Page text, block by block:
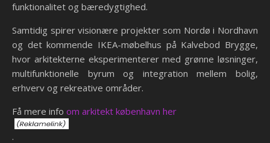
funktionalitet og bæredygtighed.
Samtidig spirer visionære projekter som Nordø i Nordhavn
og det kommende IKEA-møbelhus på Kalvebod Brygge,
hvor arkitekterne eksperimenterer med grønne løsninger,
multifunktionelle byrum og integration mellem bolig,
erhverv og rekreative områder.
Få mere info om arkitekt københavn her
.